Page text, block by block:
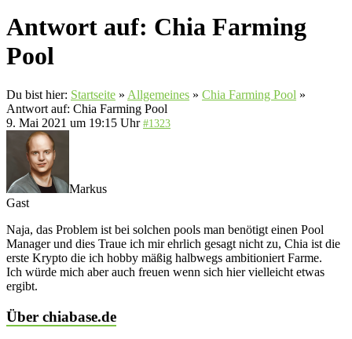
Antwort auf: Chia Farming
Pool
Du bist hier: Startseite » Allgemeines » Chia Farming Pool »
Antwort auf: Chia Farming Pool
9. Mai 2021 um 19:15 Uhr #1323
Markus
Gast
Naja, das Problem ist bei solchen pools man benötigt einen Pool
Manager und dies Traue ich mir ehrlich gesagt nicht zu, Chia ist die
erste Krypto die ich hobby mäßig halbwegs ambitioniert Farme.
Ich würde mich aber auch freuen wenn sich hier vielleicht etwas
ergibt.
Über chiabase.de